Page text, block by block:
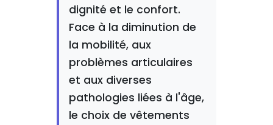
dignité et le confort.
Face à la diminution de
la mobilité, aux
problèmes articulaires
et aux diverses
pathologies liées à l'âge,
le choix de vêtements